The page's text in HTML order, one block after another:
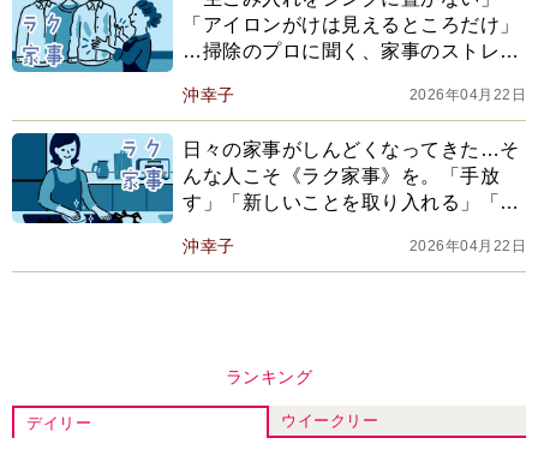
「アイロンがけは見えるところだけ」
…掃除のプロに聞く、家事のストレス
沖幸子 2026年04月22日
日々の家事がしんどくなってきた…そ
んな人こそ《ラク家事》を。「手放
す」「新しいことを取り入れる」「楽
沖幸子 2026年04月22日
ランキング
デイリー ウイークリー